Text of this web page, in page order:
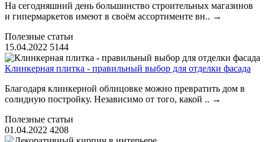
На сегодняшний день большинство строительных магазинов
и гипермаркетов имеют в своём ассортименте вн.. →
Полезные статьи
15.04.2022 5144
Клинкерная плитка - правильный выбор для отделки фасада
Благодаря клинкерной облицовке можно превратить дом в
солидную постройку. Независимо от того, какой .. →
Полезные статьи
01.04.2022 4208